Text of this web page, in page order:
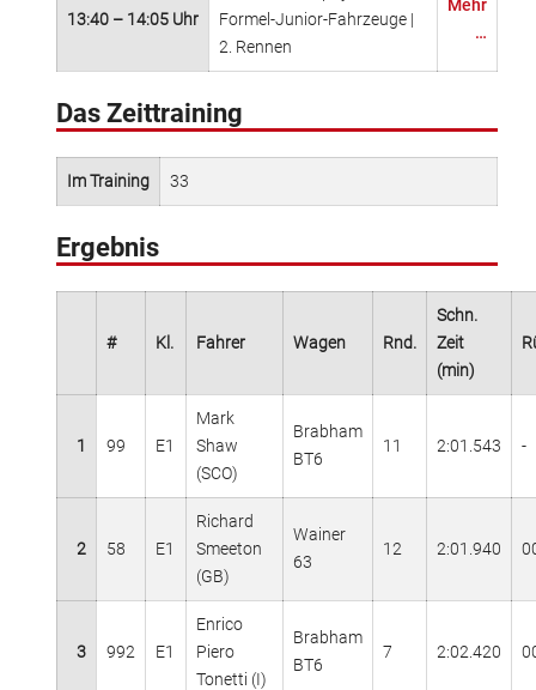
13:40 – 14:05 Uhr
Formel-Junior-Fahrzeuge |
2. Rennen
Mehr
…
Das Zeittraining
Im Training 33
Ergebnis
# Kl. Fahrer Wagen Rnd.
Schn.
Zeit
(min)
1 99 E1
Mark
Shaw
(SCO)
Brabham
BT6
11 2:01.543 -
2 58 E1
Richard
Smeeton
(GB)
Wainer
63
12 2:01.940
3 992 E1
Enrico
Piero
Tonetti (I)
Brabham
BT6
7 2:02.420